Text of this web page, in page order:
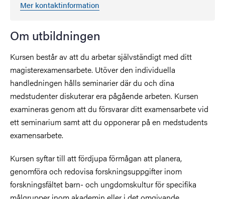
Mer kontaktinformation
Om utbildningen
Kursen består av att du arbetar självständigt med ditt
magisterexamensarbete. Utöver den individuella
handledningen hålls seminarier där du och dina
medstudenter diskuterar era pågående arbeten. Kursen
examineras genom att du försvarar ditt examensarbete vid
ett seminarium samt att du opponerar på en medstudents
examensarbete.
Kursen syftar till att fördjupa förmågan att planera,
genomföra och redovisa forskningsuppgifter inom
forskningsfältet barn- och ungdomskultur för specifika